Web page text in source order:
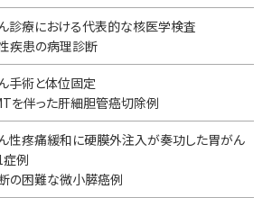
診療における代表的な核医学検査
疾患の病理診断
手術と体位固定
を伴った肝細胆管癌切除例
性疼痛緩和に硬膜外注入が奏功した胃がん
症例
の困難な微小膵癌例